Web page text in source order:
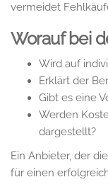
vermeidet
Worauf bei
Wird auf
Erklärt der
Gibt es eine
Werden
dargestellt?
Ein Anbieter, der
für einen